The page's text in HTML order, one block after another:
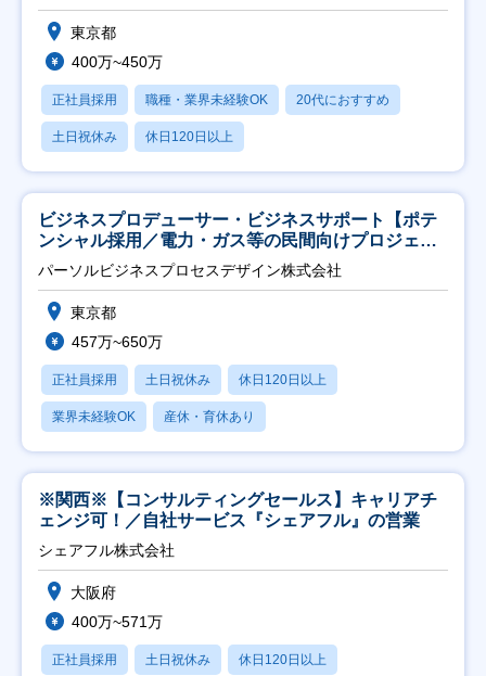
東京都
400万~450万
正社員採用 職種・業界未経験OK 20代におすすめ
土日祝休み 休日120日以上
ビジネスプロデューサー・ビジネスサポート【ポテ
ンシャル採用／電力・ガス等の民間向けプロジェク
ト推進】
パーソルビジネスプロセスデザイン株式会社
東京都
457万~650万
正社員採用 土日祝休み 休日120日以上
業界未経験OK 産休・育休あり
※関西※【コンサルティングセールス】キャリアチ
ェンジ可！／自社サービス『シェアフル』の営業
シェアフル株式会社
大阪府
400万~571万
正社員採用 土日祝休み 休日120日以上